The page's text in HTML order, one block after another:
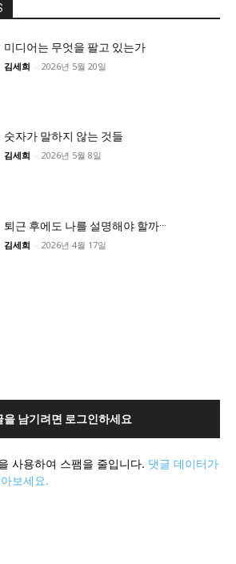
미디어는 무엇을 팔고 있는가
김세희 - 2026년 5월 20일
숫자가 말하지 않는 것들
김세희 - 2026년 5월 8일
퇴근 후에도 나를 설명해야 할까···
김세희 - 2026년 4월 17일
을 남기려면 로그인하세요
사용하여 스팸을 줄입니다. 댓글 데이터가
보세요.